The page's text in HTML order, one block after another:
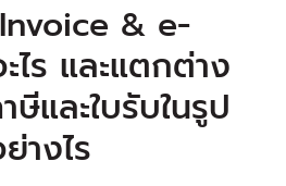
& e-
ไร และแตกต่าง
ษีและใบรับในรูป
างไร